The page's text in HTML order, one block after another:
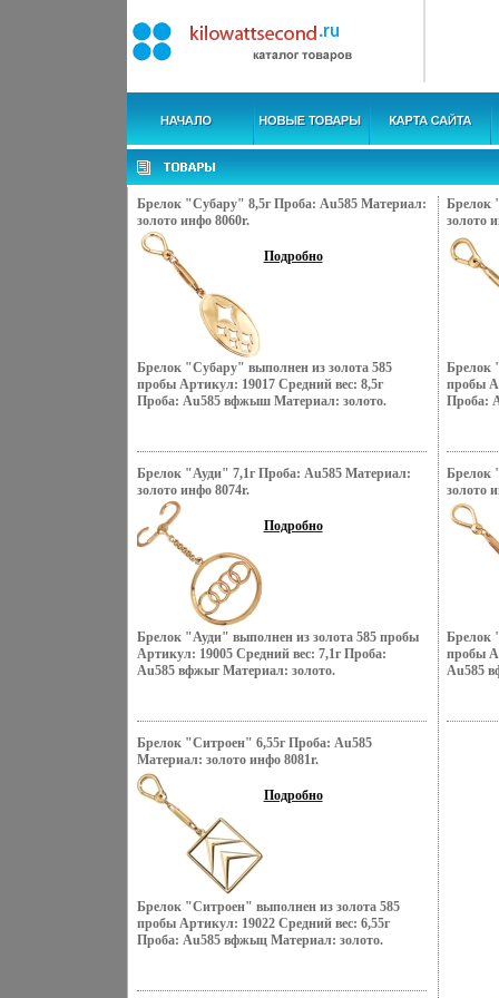
Брелок "Субару" 8,5г Проба: Au585 Материал:
золото инфо 8060r.
Подробно
Брелок "Субару" выполнен из золота 585
пробы Артикул: 19017 Средний вес: 8,5г
Проба: Au585 вфжыш Материал: золото.
Брелок "Ауди" 7,1г Проба: Au585 Материал:
золото инфо 8074r.
Подробно
Брелок "Ауди" выполнен из золота 585 пробы
Артикул: 19005 Средний вес: 7,1г Проба:
Au585 вфжыг Материал: золото.
Брелок "Ситроен" 6,55г Проба: Au585
Материал: золото инфо 8081r.
Подробно
Брелок "Ситроен" выполнен из золота 585
пробы Артикул: 19022 Средний вес: 6,55г
Проба: Au585 вфжыц Материал: золото.
Брелок
золото
Брелок
пробы
Проба:
Брелок
золото
Брелок
пробы
Au585